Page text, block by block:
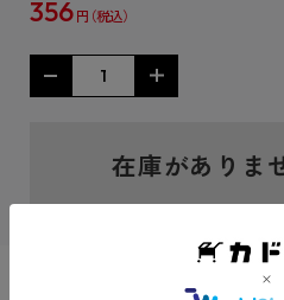
356 円
在庫がありま